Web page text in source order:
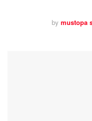
by mustopa